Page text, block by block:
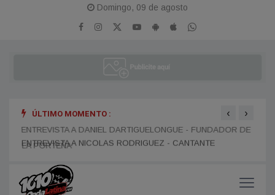
Domingo, 09 de agosto
ÚLTIMO MOMENTO :
ENTREVISTA A DANIEL DARTIGUELONGUE - FUNDADOR DE
LA PORTEÑA
‹ ›